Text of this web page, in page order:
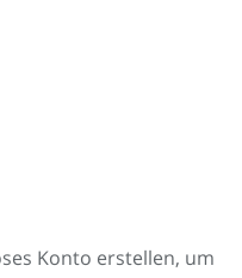
Konto erstellen, um